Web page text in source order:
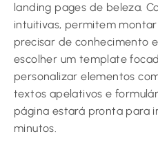
landing pages de beleza.
intuitivas, permitem
precisar de conhecimento
escolher um template
personalizar elementos
textos apelativos e
página estará pronta para
minutos.